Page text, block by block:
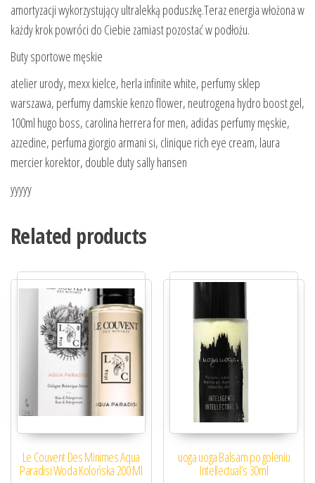
amortyzacji wykorzystujący ultralekką poduszkę.Teraz energia włożona w
każdy krok powróci do Ciebie zamiast pozostać w podłożu.
Buty sportowe męskie
atelier urody, mexx kielce, herla infinite white, perfumy sklep
warszawa, perfumy damskie kenzo flower, neutrogena hydro boost gel,
100ml hugo boss, carolina herrera for men, adidas perfumy męskie,
azzedine, perfuma giorgio armani si, clinique rich eye cream, laura
mercier korektor, double duty sally hansen
yyyyy
Related products
Le Couvent Des Minimes Aqua
Paradisi Woda Kolońska 200 Ml
uoga uoga Balsam po goleniu
Intellectual’s 30ml